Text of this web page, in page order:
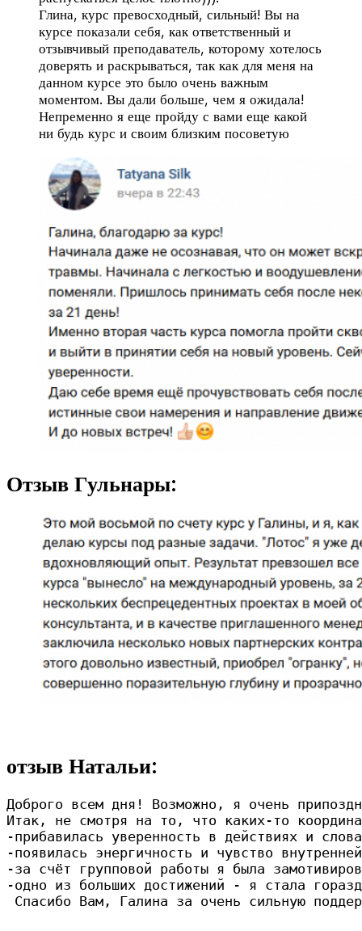
Глина, курс превосходный, сильный! Вы на
курсе показали себя, как ответственный и
отзывчивый преподаватель, которому хотелось
доверять и раскрываться, так как для меня на
данном курсе это было очень важным
моментом. Вы дали больше, чем я ожидала!
Непременно я еще пройду с вами еще какой
ни будь курс и своим близким посоветую
Отзыв Гульнары:
отзыв Натальи:
Доброго всем дня! Возможно, я очень
Итак, не смотря на то, что каких-то
-прибавилась уверенность в действиях и
-появилась энергичность и чувство
-за счёт групповой работы я была
-одно из больших достижений - я стала
Спасибо Вам, Галина за очень сильную